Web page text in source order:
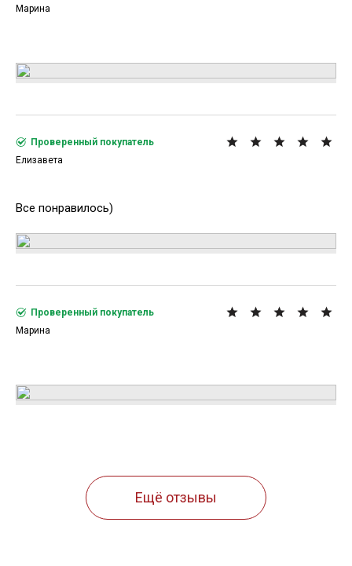
Марина
Все понравилось)
Проверенный покупатель
Елизавета
Проверенный покупатель
Марина
Ещё отзывы